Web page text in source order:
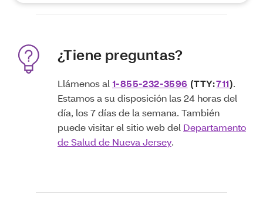
¿Tiene preguntas?
Llámenos al 1-855-232-3596 (TTY:711).
Estamos a su disposición las 24 horas del
día, los 7 días de la semana. También
puede visitar el sitio web del Departamento
de Salud de Nueva Jersey.